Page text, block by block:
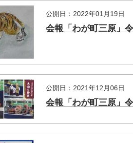
公開日：2022年01月19日
会報「わが町三原」
公開日：2021年12月06日
会報「わが町三原」